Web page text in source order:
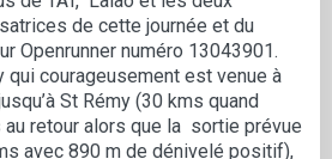
de cette journée et du
Openrunner numéro 13043901.
qui courageusement est venue à
St Rémy (30 kms quand
retour alors que la sortie prévue
avec 890 m de dénivelé positif),